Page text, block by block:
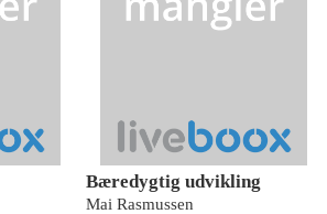
Bæredygtig udvikling
Mai Rasmussen